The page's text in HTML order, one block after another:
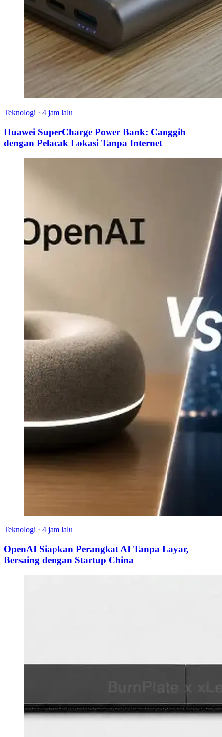
Teknologi · 4 jam lalu
Huawei SuperCharge Power Bank: Canggih
dengan Pelacak Lokasi Tanpa Internet
Teknologi · 4 jam lalu
OpenAI Siapkan Perangkat AI Tanpa Layar,
Bersaing dengan Startup China